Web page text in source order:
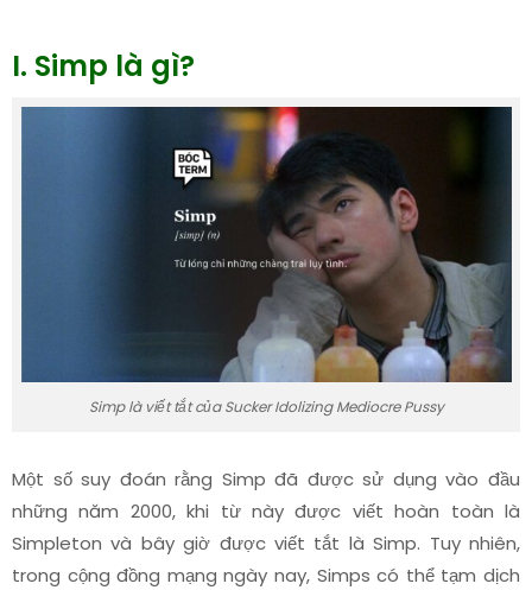
I. Simp là gì?
Simp là viết tắt của Sucker Idolizing Mediocre Pussy
Một số suy đoán rằng Simp đã được sử dụng vào đầu
những năm 2000, khi từ này được viết hoàn toàn là
Simpleton và bây giờ được viết tắt là Simp. Tuy nhiên,
trong cộng đồng mạng ngày nay, Simps có thể tạm dịch